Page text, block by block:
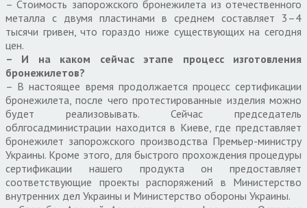
– Стоимость запорожского бронежилета из отечественного
металла с двумя пластинами в среднем составляет 3–4
тысячи гривен, что гораздо ниже существующих на сегодня
цен.
– И на каком сейчас этапе процесс изготовления
бронежилетов?
– В настоящее время продолжается процесс сертификации
бронежилета, после чего протестированные изделия можно
будет реализовывать. Сейчас председатель
облгосадминистрации находится в Киеве, где представляет
бронежилет запорожского производства Премьер-министру
Украины. Кроме этого, для быстрого прохождения процедуры
сертификации нашего продукта он предоставляет
соответствующие проекты распоряжений в Министерство
внутренних дел Украины и Министерство обороны Украины.